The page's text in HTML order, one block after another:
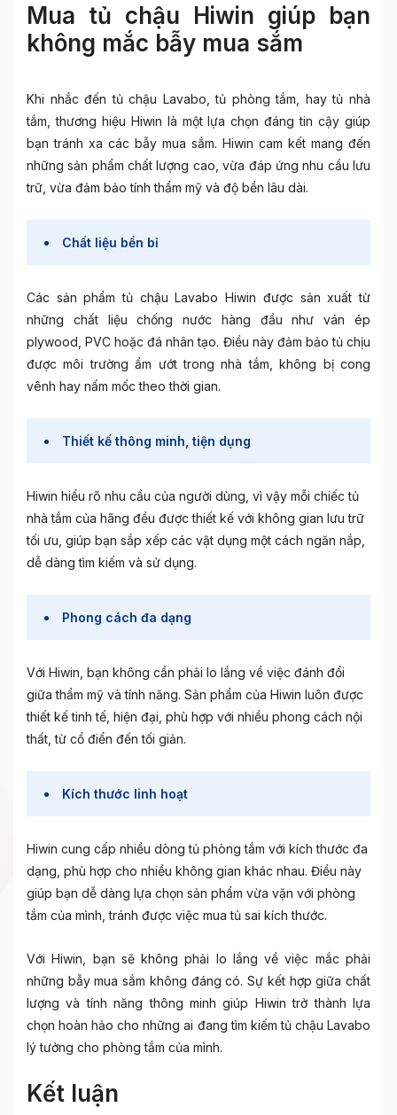
Mua tủ chậu Hiwin giúp bạn
không mắc bẫy mua sắm
Khi nhắc đến tủ chậu Lavabo, tủ phòng tắm, hay tủ nhà
tắm, thương hiệu Hiwin là một lựa chọn đáng tin cậy giúp
bạn tránh xa các bẫy mua sắm. Hiwin cam kết mang đến
những sản phẩm chất lượng cao, vừa đáp ứng nhu cầu lưu
trữ, vừa đảm bảo tính thẩm mỹ và độ bền lâu dài.
Chất liệu bền bỉ
Các sản phẩm tủ chậu Lavabo Hiwin được sản xuất từ
những chất liệu chống nước hàng đầu như ván ép
plywood, PVC hoặc đá nhân tạo. Điều này đảm bảo tủ chịu
được môi trường ẩm ướt trong nhà tắm, không bị cong
vênh hay nấm mốc theo thời gian.
Thiết kế thông minh, tiện dụng
Hiwin hiểu rõ nhu cầu của người dùng, vì vậy mỗi chiếc tủ
nhà tắm của hãng đều được thiết kế với không gian lưu trữ
tối ưu, giúp bạn sắp xếp các vật dụng một cách ngăn nắp,
dễ dàng tìm kiếm và sử dụng.
Phong cách đa dạng
Với Hiwin, bạn không cần phải lo lắng về việc đánh đổi
giữa thẩm mỹ và tính năng. Sản phẩm của Hiwin luôn được
thiết kế tinh tế, hiện đại, phù hợp với nhiều phong cách nội
thất, từ cổ điển đến tối giản.
Kích thước linh hoạt
Hiwin cung cấp nhiều dòng tủ phòng tắm với kích thước đa
dạng, phù hợp cho nhiều không gian khác nhau. Điều này
giúp bạn dễ dàng lựa chọn sản phẩm vừa vặn với phòng
tắm của mình, tránh được việc mua tủ sai kích thước.
Với Hiwin, bạn sẽ không phải lo lắng về việc mắc phải
những bẫy mua sắm không đáng có. Sự kết hợp giữa chất
lượng và tính năng thông minh giúp Hiwin trở thành lựa
chọn hoàn hảo cho những ai đang tìm kiếm tủ chậu Lavabo
lý tưởng cho phòng tắm của mình.
Kết luận